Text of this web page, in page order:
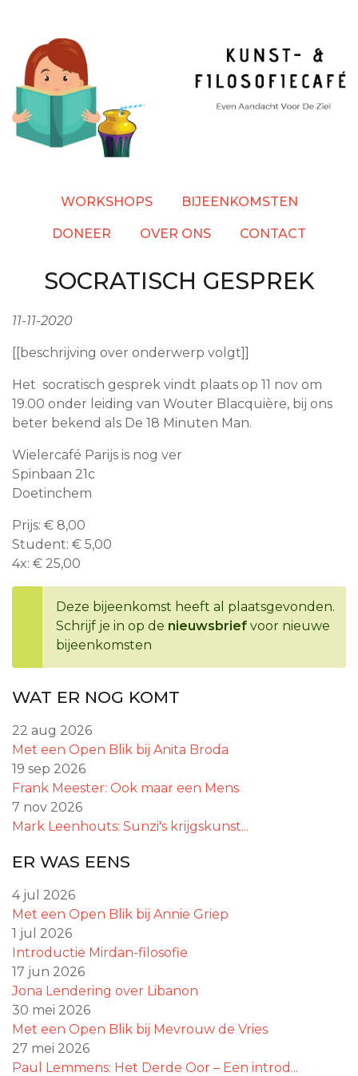
inhoud
gaan
WORKSHOPS BIJEENKOMSTEN
DONEER OVER ONS CONTACT
SOCRATISCH GESPREK
11-11-2020
[[beschrijving over onderwerp volgt]]
Het socratisch gesprek vindt plaats op 11 nov om
19.00 onder leiding van Wouter Blacquière, bij ons
beter bekend als De 18 Minuten Man.
Wielercafé Parijs is nog ver
Spinbaan 21c
Doetinchem
Prijs: € 8,00
Student: € 5,00
4x: € 25,00
Deze bijeenkomst heeft al plaatsgevonden.
Schrijf je in op de nieuwsbrief voor nieuwe
bijeenkomsten
WAT ER NOG KOMT
22 aug 2026
Met een Open Blik bij Anita Broda
19 sep 2026
Frank Meester: Ook maar een Mens
7 nov 2026
Mark Leenhouts: Sunzi's krijgskunst...
ER WAS EENS
4 jul 2026
Met een Open Blik bij Annie Griep
1 jul 2026
Introductie Mirdan-filosofie
17 jun 2026
Jona Lendering over Libanon
30 mei 2026
Met een Open Blik bij Mevrouw de Vries
27 mei 2026
Paul Lemmens: Het Derde Oor – Een introd...